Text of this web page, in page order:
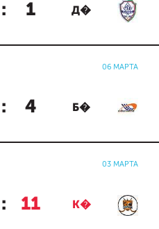
: 1 Д�
06 МАРТА
: 4 Б�
03 МАРТА
: 11 К�